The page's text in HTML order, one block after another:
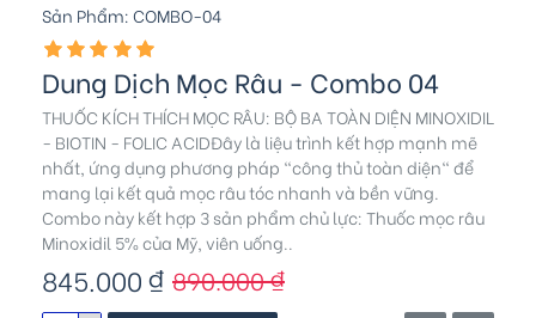
Sản Phẩm:COMBO-04
Dung Dịch Mọc Râu - Combo 04
THUỐC KÍCH THÍCH MỌC RÂU: BỘ BA TOÀN DIỆN MINOXIDIL
- BIOTIN - FOLIC ACIDĐây là liệu trình kết hợp mạnh mẽ
nhất, ứng dụng phương pháp "công thủ toàn diện" để
mang lại kết quả mọc râu tóc nhanh và bền vững.
Combo này kết hợp 3 sản phẩm chủ lực: Thuốc mọc râu
Minoxidil 5% của Mỹ, viên uống..
845.000 ₫ 890.000 ₫